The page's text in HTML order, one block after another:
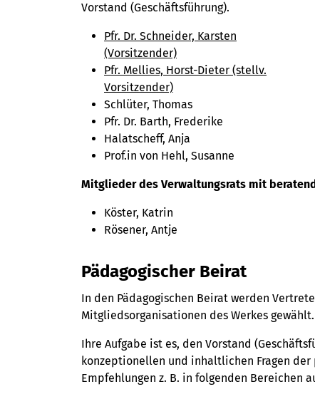
Vorstand (Geschäftsführung).
Pfr. Dr. Schneider, Karsten
(Vorsitzender)
Pfr. Mellies, Horst-Dieter (stellv.
Vorsitzender)
Schlüter, Thomas
Pfr. Dr. Barth, Frederike
Halatscheff, Anja
Prof.in von Hehl, Susanne
Mitglieder des Verwaltungsrats mit
Köster, Katrin
Rösener, Antje
Pädagogischer Beirat
In den Pädagogischen Beirat werden
Mitgliedsorganisationen des Werkes gewählt.
Ihre Aufgabe ist es, den Vorstand
konzeptionellen und inhaltlichen Fragen
Empfehlungen z. B. in folgenden Bereichen